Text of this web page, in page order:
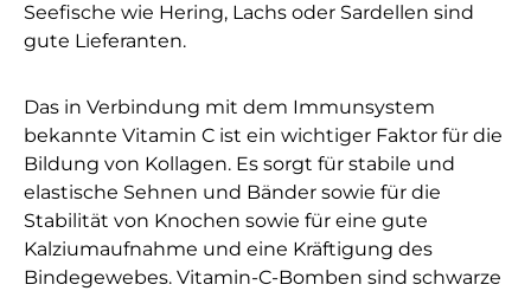
Seefische wie Hering, Lachs oder Sardellen sind
gute Lieferanten.
Das in Verbindung mit dem Immunsystem
bekannte Vitamin C ist ein wichtiger Faktor für die
Bildung von Kollagen. Es sorgt für stabile und
elastische Sehnen und Bänder sowie für die
Stabilität von Knochen sowie für eine gute
Kalziumaufnahme und eine Kräftigung des
Bindegewebes. Vitamin-C-Bomben sind schwarze